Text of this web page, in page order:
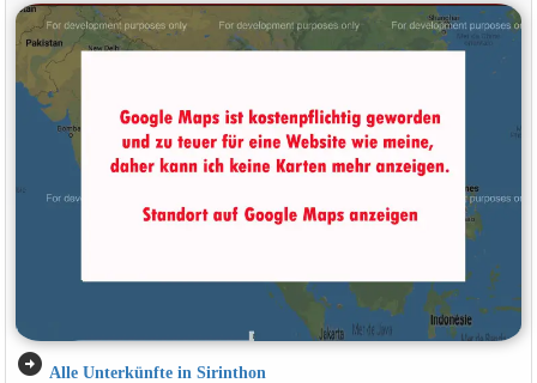
arrow_circle_right Alle Unterkünfte in Sirinthon